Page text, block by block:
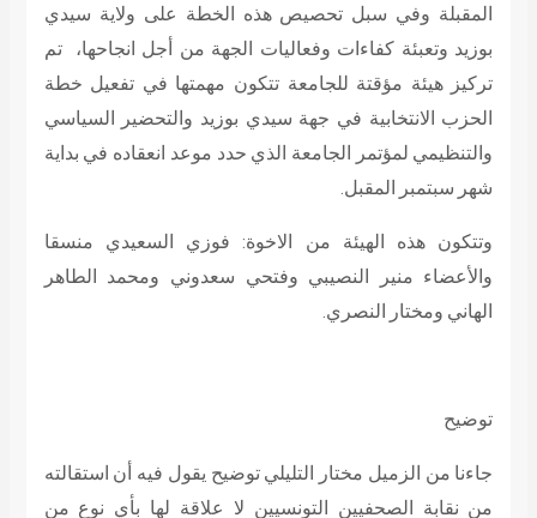
المقبلة وفي سبل تحصيص هذه الخطة على ولاية سيدي
بوزيد وتعبئة كفاءات وفعاليات الجهة من أجل انجاحها، تم
تركيز هيئة مؤقتة للجامعة تتكون مهمتها في تفعيل خطة
الحزب الانتخابية في جهة سيدي بوزيد والتحضير السياسي
والتنظيمي لمؤتمر الجامعة الذي حدد موعد انعقاده في بداية
شهر سبتمبر المقبل.
وتتكون هذه الهيئة من الاخوة: فوزي السعيدي منسقا
والأعضاء منير النصيبي وفتحي سعدوني ومحمد الطاهر
الهاني ومختار النصري.
توضيح
جاءنا من الزميل مختار التليلي توضيح يقول فيه أن استقالته
من نقابة الصحفيين التونسيين لا علاقة لها بأي نوع من